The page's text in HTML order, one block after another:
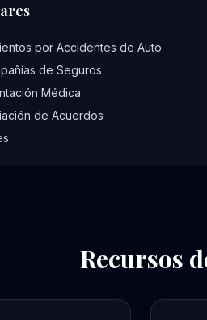
por Accidentes de Auto
de Seguros
Médica
de Acuerdos
Recursos